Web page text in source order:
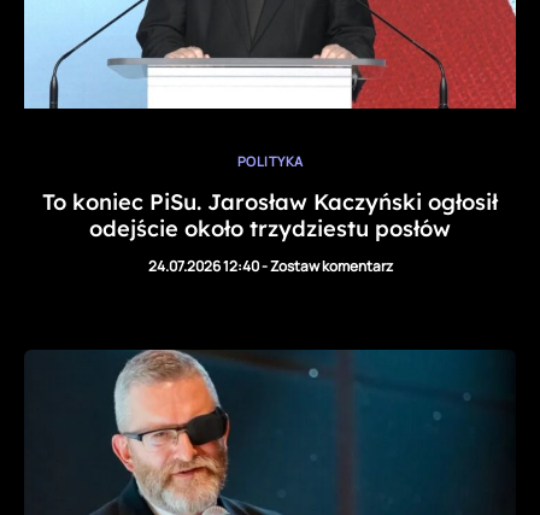
POLITYKA
To koniec PiSu. Jarosław Kaczyński ogłosił
odejście około trzydziestu posłów
24.07.2026 12:40-Zostaw komentarz